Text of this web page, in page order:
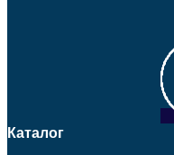
Каталог